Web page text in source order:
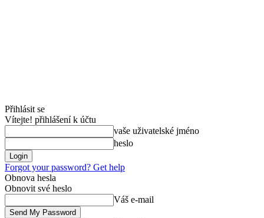
Přihlásit se
Vítejte! přihlášení k účtu
vaše uživatelské jméno
heslo
Forgot your password? Get help
Obnova hesla
Obnovit své heslo
Váš e-mail